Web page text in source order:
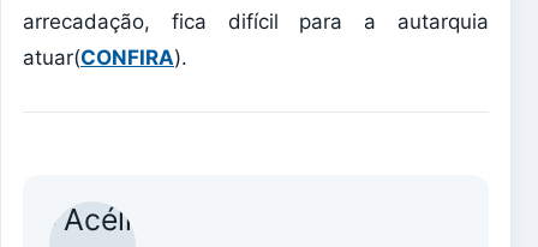
arrecadação, fica difícil para a autarquia
atuar(CONFIRA).